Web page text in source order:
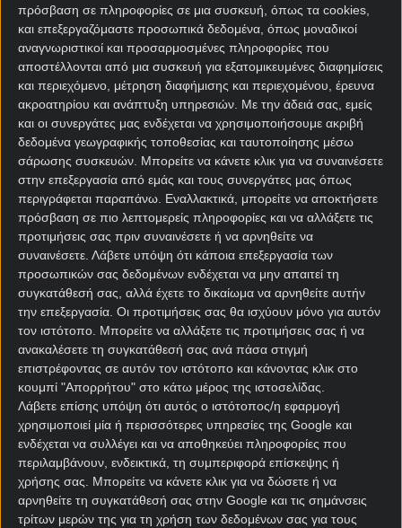
πρόσβαση σε πληροφορίες σε μια συσκευή, όπως τα cookies,
και επεξεργαζόμαστε προσωπικά δεδομένα, όπως μοναδικοί
αναγνωριστικοί και προσαρμοσμένες πληροφορίες που
αποστέλλονται από μια συσκευή για εξατομικευμένες διαφημίσεις
και περιεχόμενο, μέτρηση διαφήμισης και περιεχομένου, έρευνα
ακροατηρίου και ανάπτυξη υπηρεσιών. Με την άδειά σας, εμείς
και οι συνεργάτες μας ενδέχεται να χρησιμοποιήσουμε ακριβή
δεδομένα γεωγραφικής τοποθεσίας και ταυτοποίησης μέσω
σάρωσης συσκευών. Μπορείτε να κάνετε κλικ για να συναινέσετε
στην επεξεργασία από εμάς και τους συνεργάτες μας όπως
περιγράφεται παραπάνω. Εναλλακτικά, μπορείτε να αποκτήσετε
πρόσβαση σε πιο λεπτομερείς πληροφορίες και να αλλάξετε τις
προτιμήσεις σας πριν συναινέσετε ή να αρνηθείτε να
συναινέσετε. Λάβετε υπόψη ότι κάποια επεξεργασία των
προσωπικών σας δεδομένων ενδέχεται να μην απαιτεί τη
συγκατάθεσή σας, αλλά έχετε το δικαίωμα να αρνηθείτε αυτήν
την επεξεργασία. Οι προτιμήσεις σας θα ισχύουν μόνο για αυτόν
τον ιστότοπο. Μπορείτε να αλλάξετε τις προτιμήσεις σας ή να
ανακαλέσετε τη συγκατάθεσή σας ανά πάσα στιγμή
επιστρέφοντας σε αυτόν τον ιστότοπο και κάνοντας κλικ στο
κουμπί "Απορρήτου" στο κάτω μέρος της ιστοσελίδας.
Λάβετε επίσης υπόψη ότι αυτός ο ιστότοπος/η εφαρμογή
χρησιμοποιεί μία ή περισσότερες υπηρεσίες της Google και
ενδέχεται να συλλέγει και να αποθηκεύει πληροφορίες που
περιλαμβάνουν, ενδεικτικά, τη συμπεριφορά επίσκεψης ή
χρήσης σας. Μπορείτε να κάνετε κλικ για να δώσετε ή να
αρνηθείτε τη συγκατάθεσή σας στην Google και τις σημάνσεις
τρίτων μερών της για τη χρήση των δεδομένων σας για τους
Για την 19η αγωνιστική της δεύτερης ελβετικής
λίγκας, η Βαντούζ υποδέχεται τη Βιλ και εμείς
βρήκαμε αξία στιςστοιχηματικές εταίρες .
Βαντούζ – Βιλ στοίχημα
Πρωτοπόρος φέτος η Βαντούζ. Η ομάδα από το
Λιχνενστάιν συμμετείχε στα προκριματικά του
Κόνφερενς Λιγκ το καλοκαίρι, παρότι δεν παιζει σε
πρώτη κατηγορία. Έχει βάλει γερές βάσεις για την
επάνοδό της στη Σούπερ Λιγκ, αφού είναι πρώτη με
45 βαθμούς και ρεκόρ 14-3-1. Μόνο η Ααράου των
42 μπορεί να την απειλήσει. Ακόμη και δεύτερη να
τερματίσει όμως, μπορεί να πάρει την άνοδο μέσα
από τα μπαράζ. Έχει σημειώσει εννέα νίκες σε
ισάριθμα παιχνίδια στην έδρα της και έχει ένα
φαινομενικά εύκολο έργο ώστε να κάνει αυτόν τον
αριθμό διψήφιο.
Η αντίπαλός της είναι η Βιλ, έχει 19 βαθμούς σε 18
παιχνίδια στην έβδομη θέση και -12 στη διαφορά
τερμάτων. Δεν κινδυνεύει να πέσει, αφού η ουραγός
Μπελιτσόνα είναι πολύ χειρότερη, αλλά αυτή η
σεζόν δεν… σώζεται με τίποτα.